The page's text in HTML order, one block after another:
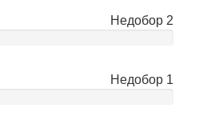
Недобор 2
Недобор 1